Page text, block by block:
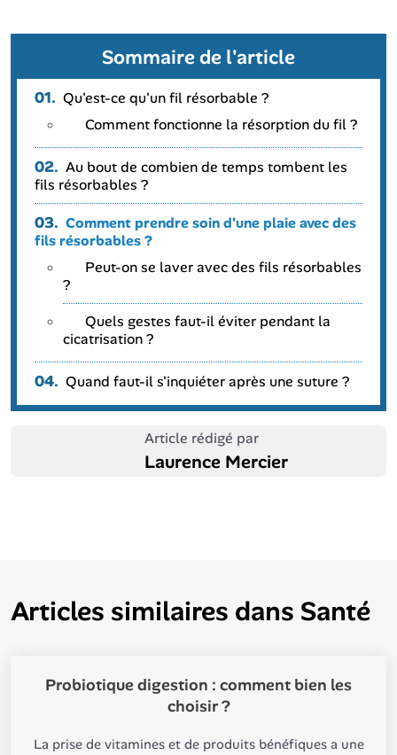
Sommaire de l'article
01. Qu'est-ce qu'un fil résorbable ?
Comment fonctionne la résorption du fil ?
02. Au bout de combien de temps tombent les
fils résorbables ?
03. Comment prendre soin d'une plaie avec des
fils résorbables ?
Peut-on se laver avec des fils résorbables
?
Quels gestes faut-il éviter pendant la
cicatrisation ?
04. Quand faut-il s'inquiéter après une suture ?
Article rédigé par
Laurence Mercier
Articles similaires dans Santé
Probiotique digestion : comment bien les
choisir ?
La prise de vitamines et de produits bénéfiques a une